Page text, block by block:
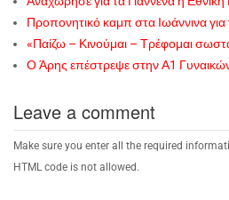
Προπονητικό καμπ στα Ιωάννινα
«Παίζω – Κινούμαι – Τρέφομαι
Ο Άρης επέστρεψε στην Α1
Leave a comment
Make sure you enter all the required
HTML code is not allowed.